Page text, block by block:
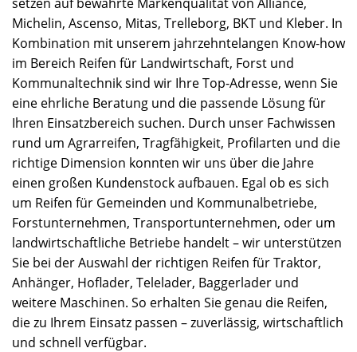
Michelin, Ascenso, Mitas, Trelleborg, BKT und Kleber. In
Kombination mit unserem jahrzehntelangen Know-how
im Bereich Reifen für Landwirtschaft, Forst und
Kommunaltechnik sind wir Ihre Top-Adresse, wenn Sie
eine ehrliche Beratung und die passende Lösung für
Ihren Einsatzbereich suchen. Durch unser Fachwissen
rund um Agrarreifen, Tragfähigkeit, Profilarten und die
richtige Dimension konnten wir uns über die Jahre
einen großen Kundenstock aufbauen. Egal ob es sich
um Reifen für Gemeinden und Kommunalbetriebe,
Forstunternehmen, Transportunternehmen, oder um
landwirtschaftliche Betriebe handelt – wir unterstützen
Sie bei der Auswahl der richtigen Reifen für Traktor,
Anhänger, Hoflader, Telelader, Baggerlader und
weitere Maschinen. So erhalten Sie genau die Reifen,
die zu Ihrem Einsatz passen – zuverlässig, wirtschaftlich
und schnell verfügbar.